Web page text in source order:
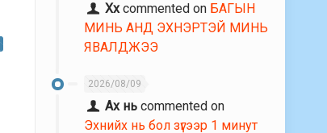
Ххcommented on БАГЫН
МИНЬ АНД ЭХНЭРТЭЙ МИНЬ
ЯВАЛДЖЭЭ
2026/08/09
Ах нь commented on
Эхнийх нь бол зүгээр 1 минут